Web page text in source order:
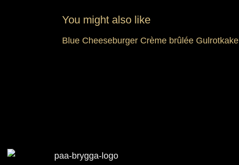
You might also like
Blue Cheeseburger Crème brûlée Gulrotkake